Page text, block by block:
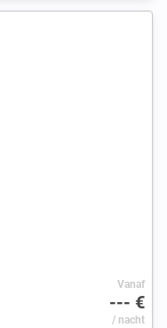
Vanaf
--- €
/ nacht